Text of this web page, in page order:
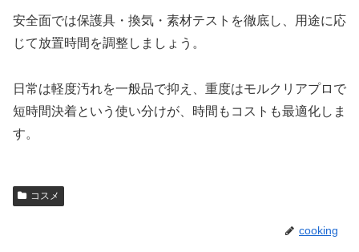
安全面では保護具・換気・素材テストを徹底し、用途に応
じて放置時間を調整しましょう。
日常は軽度汚れを一般品で抑え、重度はモルクリアプロで
短時間決着という使い分けが、時間もコストも最適化しま
す。
コスメ
cooking